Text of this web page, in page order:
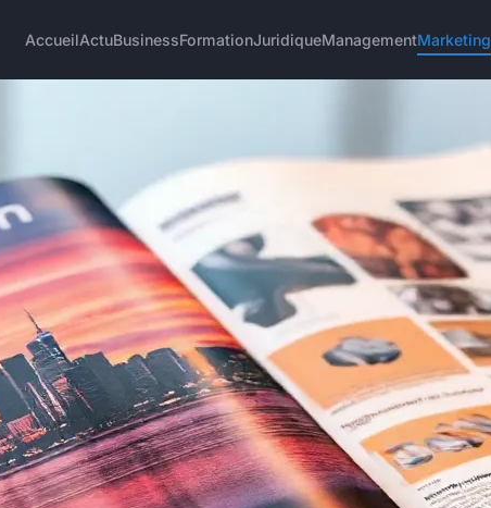
AccueilActuBusinessFormationJuridiqueManagementMarketing